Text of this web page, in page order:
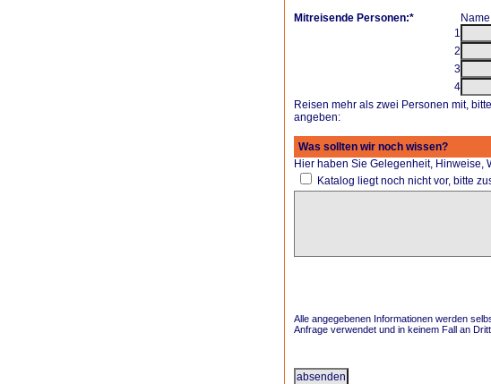
Mitreisende Personen:* Name
1
2
3
4
Reisen mehr als zwei Personen mit,
angeben:
Was sollten wir noch wissen?
Hier haben Sie Gelegenheit, Hinweise,
Katalog liegt noch nicht vor, bitte
Alle angegebenen Informationen werden
Anfrage verwendet und in keinem Fall an